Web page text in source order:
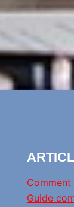
Guide